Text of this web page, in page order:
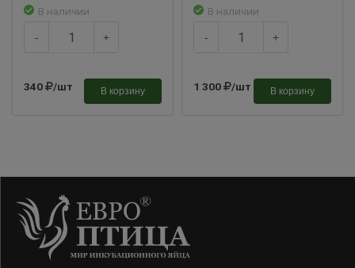
В наличии
- +
340 /шт В корзину
В наличии
- +
1 300 /шт В корзину